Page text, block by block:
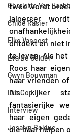
Charlotte Van Hacht
Chloë Rasier
Elke Vanoost
Eva De Gelder
Gwyn Bouwman
Ilke Cop
Interview
Jesalyn Bolduc
twee wordt
jaloerser
ontdekt en niet
te leven. Als
Roos haar
haar vrienden
Als kijker
fantasierijke
haar eigen
die haar helpen